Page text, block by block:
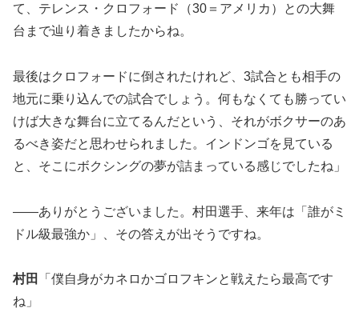
て、テレンス・クロフォード（30＝アメリカ）との大舞
台まで辿り着きましたからね。
最後はクロフォードに倒されたけれど、3試合とも相手の
地元に乗り込んでの試合でしょう。何もなくても勝ってい
けば大きな舞台に立てるんだという、それがボクサーのあ
るべき姿だと思わせられました。インドンゴを見ている
と、そこにボクシングの夢が詰まっている感じでしたね」
――ありがとうございました。村田選手、来年は「誰がミ
ドル級最強か」、その答えが出そうですね。
村田
「僕自身がカネロかゴロフキンと戦えたら最高です
ね」